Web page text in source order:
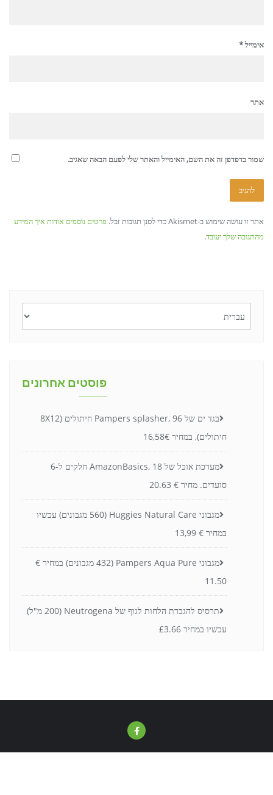
אימייל*
אתר
שמור בדפדפן זה את השם, האימייל והאתר שלי לפעם הבאה שאגיב.
אתר זו עושה שימוש ב-Akismet כדי לסנן תגובות זבל.
פרטים נוספים אודות איך המידע
מהתגובה שלך יעובד.
פוסטים אחרונים
בגד ים של Pampers splasher, 96 חיתולים (8X12
חיתולים), במחיר 16,58€
מערכת אוכל של AmazonBasics, 18 חלקים ל-6
סועדים. מחיר € 20.63
מגבוני Huggies Natural Care (560 מגבונים) עכשיו
במחיר € 13,99
מגבוני Pampers Aqua Pure (432 מגבונים) במחיר €
11.50
תרסיס להגברת הלחות לגוף של Neutrogena (200 מ"ל)
עכשיו במחיר £3.66